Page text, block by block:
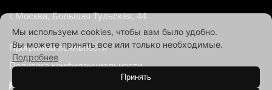
г. Москва, Большая Тульская, 44
Программа лояльности
Политика конфиденциальности
Мы используем cookies, чтобы вам было удобно.
Вы можете принять все или только необходимые.
Подробнее
Принять